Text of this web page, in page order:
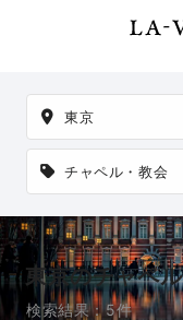
の出張撮影も可能です。
東京
チャペル・教会
東京のチャペ
検索結果：5件